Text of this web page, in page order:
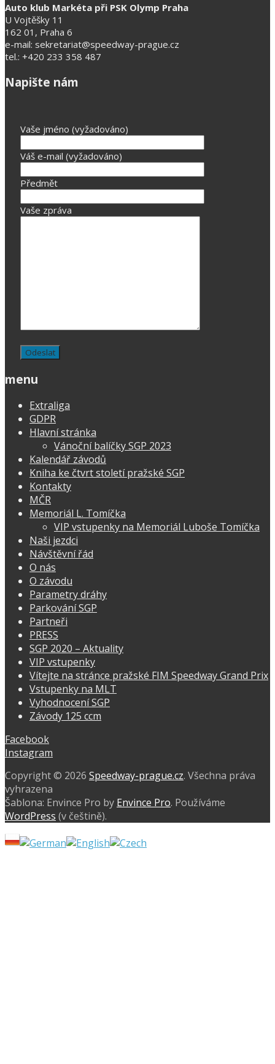
Auto klub Markéta při PSK Olymp Praha
U Vojtěšky 11
162 01, Praha 6
e-mail: sekretariat@speedway-prague.cz
tel.: +420 233 358 487
Napište nám
Vaše jméno (vyžadováno)
Váš e-mail (vyžadováno)
Předmět
Vaše zpráva
menu
Extraliga
GDPR
Hlavní stránka
Vánoční balíčky SGP 2023
Kalendář závodů
Kniha ke čtvrt století pražské SGP
Kontakty
MČR
Memoriál L. Tomíčka
VIP vstupenky na Memoriál Luboše Tomíčka
Naši jezdci
Návštěvní řád
O nás
O závodu
Parametry dráhy
Parkování SGP
Partneři
PRESS
SGP 2020 – Aktuality
VIP vstupenky
Vítejte na stránce pražské FIM Speedway Grand Prix
Vstupenky na MLT
Vyhodnocení SGP
Závody 125 ccm
Facebook
Instagram
Copyright © 2026 Speedway-prague.cz. Všechna práva
vyhrazena
Šablona: Envince Pro by Envince Pro. Používáme
WordPress (v češtině).